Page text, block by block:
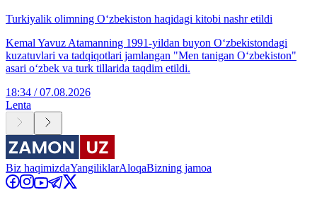
Turkiyalik olimning O‘zbekiston haqidagi kitobi nashr etildi
Kemal Yavuz Atamanning 1991-yildan buyon O‘zbekistondagi
kuzatuvlari va tadqiqotlari jamlangan "Men tanigan O‘zbekiston"
asari o‘zbek va turk tillarida taqdim etildi.
18:34 / 07.08.2026
Lenta
Biz haqimizdaYangiliklarAloqaBizning jamoa